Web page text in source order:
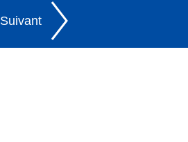
Suivant